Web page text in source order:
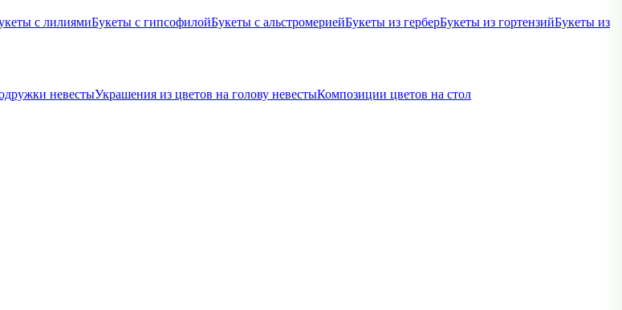
с лилиямиБукеты с гипсофилойБукеты с альстромериейБукеты из герберБукеты из гортензийБукеты из
невестыУкрашения из цветов на голову невестыКомпозиции цветов на стол